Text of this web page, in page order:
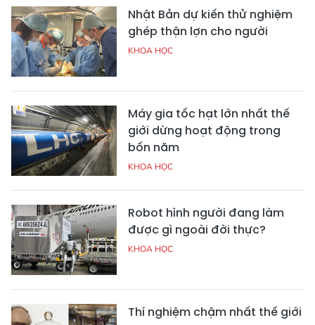
Nhật Bản dự kiến thử nghiệm
ghép thận lợn cho người
KHOA HỌC
Máy gia tốc hạt lớn nhất thế
giới dừng hoạt động trong
bốn năm
KHOA HỌC
Robot hình người đang làm
được gì ngoài đời thực?
KHOA HỌC
Thí nghiệm chậm nhất thế giới